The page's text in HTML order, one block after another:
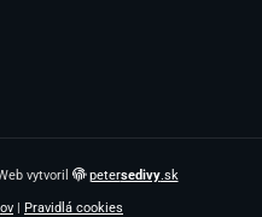
vytvoril petersedivy.sk
Pravidlá cookies